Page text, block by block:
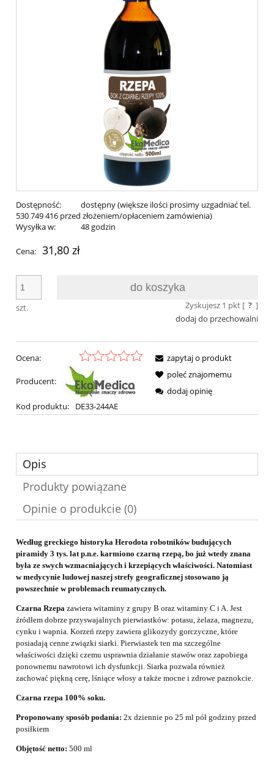
Dostępność:
dostępny (większe ilości prosimy uzgadniać tel.
530 749 416 przed złożeniem/opłaceniem zamówienia)
Wysyłka w:
48 godzin
Cena: 31,80 zł
szt.
do koszyka
Zyskujesz 1 pkt [ ? ]
dodaj do przechowalni
Ocena:
Producent:
Kod produktu: DE33-244AE
zapytaj o produkt
poleć znajomemu
dodaj opinię
Opis
Produkty powiązane
Opinie o produkcie (0)
Według greckiego historyka Herodota robotników budujących
piramidy 3 tys. lat p.n.e. karmiono czarną rzepą, bo już wtedy znana
była ze swych wzmacniających i krzepiących właściwości. Natomiast
w medycynie ludowej naszej strefy geograficznej stosowano ją
powszechnie w problemach reumatycznych.
Czarna Rzepa zawiera witaminy z grupy B oraz witaminy C i A. Jest
źródłem dobrze przyswajalnych pierwiastków: potasu, żelaza, magnezu,
cynku i wapnia. Korzeń rzepy zawiera glikozydy gorczyczne, które
posiadają cenne związki siarki. Pierwiastek ten ma szczególne
właściwości dzięki czemu usprawnia działanie stawów oraz zapobiega
ponownemu nawrotowi ich dysfunkcji. Siarka pozwala również
zachować piękną cerę, lśniące włosy a także mocne i zdrowe paznokcie.
Czarna rzepa 100% soku.
Proponowany sposób podania: 2x dziennie po 25 ml pół godziny przed
posiłkiem
Objętość netto: 500 ml